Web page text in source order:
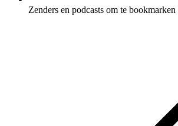
Zenders en podcasts om te bookmarken